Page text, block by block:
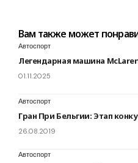
Вам также может
Автоспорт
Легендарная машина
01.11.2025
Автоспорт
Гран При Бельгии: Этап
26.08.2019
Автоспорт